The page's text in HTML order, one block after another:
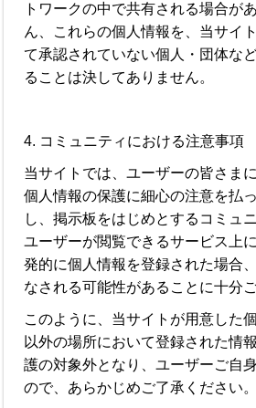
トワークの中で共有される場合が
ん、これらの個人情報を、当サイ
て承認されていない個人・団体な
ることは決してありません。
4. コミュニティにおける注意事項
当サイトでは、ユーザーの皆さま
個人情報の保護に細心の注意を払
し、掲示板をはじめとするコミュ
ユーザーが閲覧できるサービス上
発的に個人情報を登録された場合
なされる可能性があることに十分
このように、当サイトが用意した
以外の場所において登録された情
護の対象外となり、ユーザーご自
ので、あらかじめご了承ください。